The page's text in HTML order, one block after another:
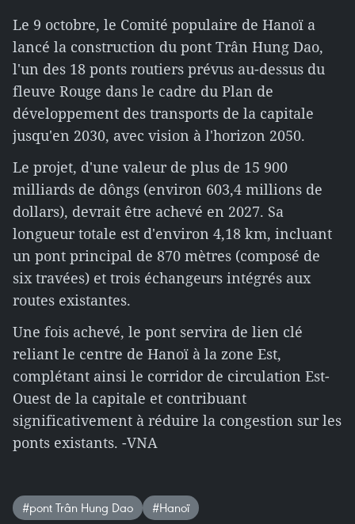
Le 9 octobre, le Comité populaire de Hanoï a
lancé la construction du pont Trân Hung Dao,
l'un des 18 ponts routiers prévus au-dessus du
fleuve Rouge dans le cadre du Plan de
développement des transports de la capitale
jusqu'en 2030, avec vision à l'horizon 2050.
Le projet, d'une valeur de plus de 15 900
milliards de dôngs (environ 603,4 millions de
dollars), devrait être achevé en 2027. Sa
longueur totale est d'environ 4,18 km, incluant
un pont principal de 870 mètres (composé de
six travées) et trois échangeurs intégrés aux
routes existantes.
Une fois achevé, le pont servira de lien clé
reliant le centre de Hanoï à la zone Est,
complétant ainsi le corridor de circulation Est-
Ouest de la capitale et contribuant
significativement à réduire la congestion sur les
ponts existants. -VNA
#pont Trân Hung Dao #Hanoï